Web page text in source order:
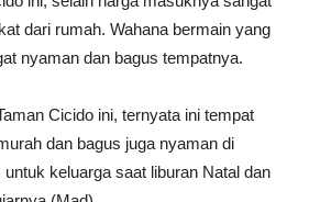
dari rumah. Wahana bermain yang
nyaman dan bagus tempatnya.
Cicido ini, ternyata ini tempat
dan bagus juga nyaman di
keluarga saat liburan Natal dan